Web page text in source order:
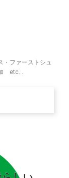
・ファーストシュ
加 etc…